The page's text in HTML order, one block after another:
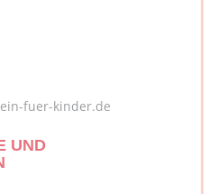
fuer-kinder.de
Ö